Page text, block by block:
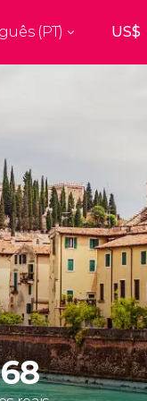
destinos
Espanha
Milão
Itália
Porto
Portugal
os destinos
(PT)